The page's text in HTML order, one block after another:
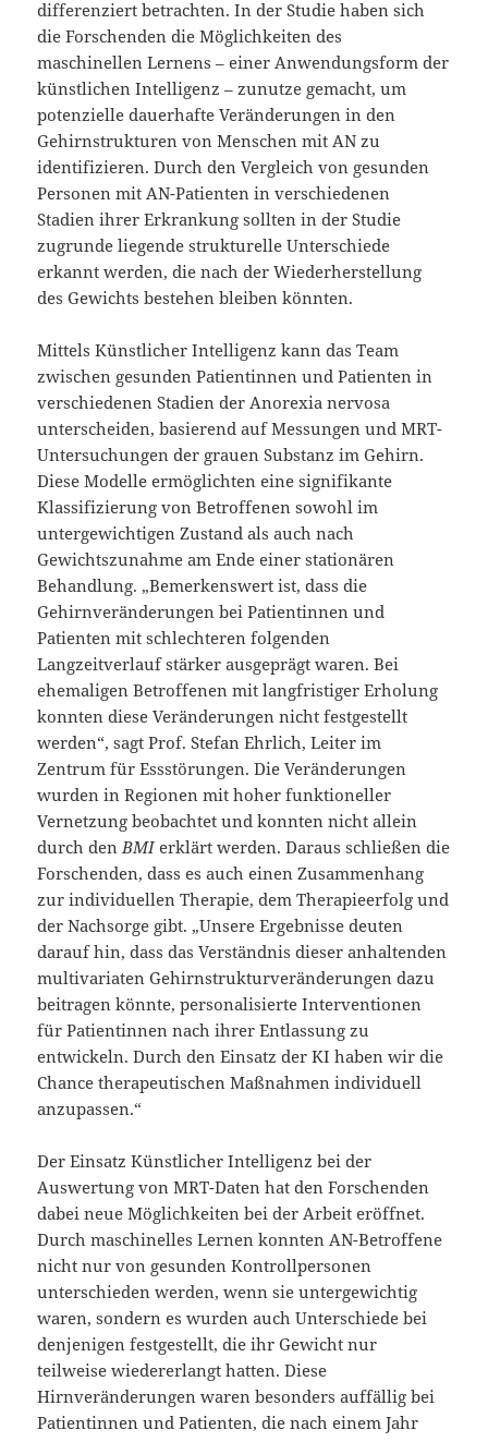
differenziert betrachten. In der Studie haben sich
die Forschenden die Möglichkeiten des
maschinellen Lernens – einer Anwendungsform der
künstlichen Intelligenz – zunutze gemacht, um
potenzielle dauerhafte Veränderungen in den
Gehirnstrukturen von Menschen mit AN zu
identifizieren. Durch den Vergleich von gesunden
Personen mit AN-Patienten in verschiedenen
Stadien ihrer Erkrankung sollten in der Studie
zugrunde liegende strukturelle Unterschiede
erkannt werden, die nach der Wiederherstellung
des Gewichts bestehen bleiben könnten.
Mittels Künstlicher Intelligenz kann das Team
zwischen gesunden Patientinnen und Patienten in
verschiedenen Stadien der Anorexia nervosa
unterscheiden, basierend auf Messungen und MRT-
Untersuchungen der grauen Substanz im Gehirn.
Diese Modelle ermöglichten eine signifikante
Klassifizierung von Betroffenen sowohl im
untergewichtigen Zustand als auch nach
Gewichtszunahme am Ende einer stationären
Behandlung. „Bemerkenswert ist, dass die
Gehirnveränderungen bei Patientinnen und
Patienten mit schlechteren folgenden
Langzeitverlauf stärker ausgeprägt waren. Bei
ehemaligen Betroffenen mit langfristiger Erholung
konnten diese Veränderungen nicht festgestellt
werden“, sagt Prof. Stefan Ehrlich, Leiter im
Zentrum für Essstörungen. Die Veränderungen
wurden in Regionen mit hoher funktioneller
Vernetzung beobachtet und konnten nicht allein
durch denBMIerklärt werden. Daraus schließen die
Forschenden, dass es auch einen Zusammenhang
zur individuellen Therapie, dem Therapieerfolg und
der Nachsorge gibt. „Unsere Ergebnisse deuten
darauf hin, dass das Verständnis dieser anhaltenden
multivariaten Gehirnstrukturveränderungen dazu
beitragen könnte, personalisierte Interventionen
für Patientinnen nach ihrer Entlassung zu
entwickeln. Durch den Einsatz der KI haben wir die
Chance therapeutischen Maßnahmen individuell
anzupassen.“
Der Einsatz Künstlicher Intelligenz bei der
Auswertung von MRT-Daten hat den Forschenden
dabei neue Möglichkeiten bei der Arbeit eröffnet.
Durch maschinelles Lernen konnten AN-Betroffene
nicht nur von gesunden Kontrollpersonen
unterschieden werden, wenn sie untergewichtig
waren, sondern es wurden auch Unterschiede bei
denjenigen festgestellt, die ihr Gewicht nur
teilweise wiedererlangt hatten. Diese
Hirnveränderungen waren besonders auffällig bei
Patientinnen und Patienten, die nach einem Jahr